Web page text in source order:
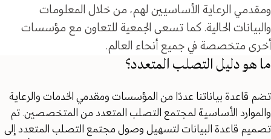
ومقدمي الرعاية الأساسيين لهم، من خلال المعلومات
والبيانات الحالية. كما تسعى الجمعية للتعاون مع مؤسسات
أخرى متخصصة في جميع أنحاء العالم.
ما هو دليل التصلب المتعدد؟
تضم قاعدة بياناتنا عددًا من المؤسسات ومقدمي الخدمات والرعاية
والموارد الأساسية لمجتمع التصلب المتعدد من المتخصصين. تم
تصميم قاعدة البيانات لتسهيل وصول مجتمع التصلب المتعدد إلى